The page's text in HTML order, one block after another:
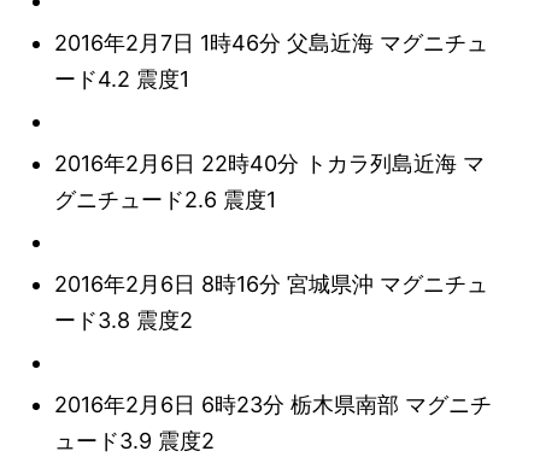
2016年2月7日 1時46分 父島近海 マグニチュ
ード4.2 震度1
2016年2月6日 22時40分 トカラ列島近海 マ
グニチュード2.6 震度1
2016年2月6日 8時16分 宮城県沖 マグニチュ
ード3.8 震度2
2016年2月6日 6時23分 栃木県南部 マグニチ
ュード3.9 震度2